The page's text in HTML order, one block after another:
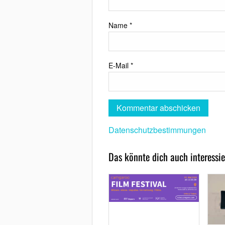
Name *
E-Mail *
Datenschutzbestimmungen
Das könnte dich auch